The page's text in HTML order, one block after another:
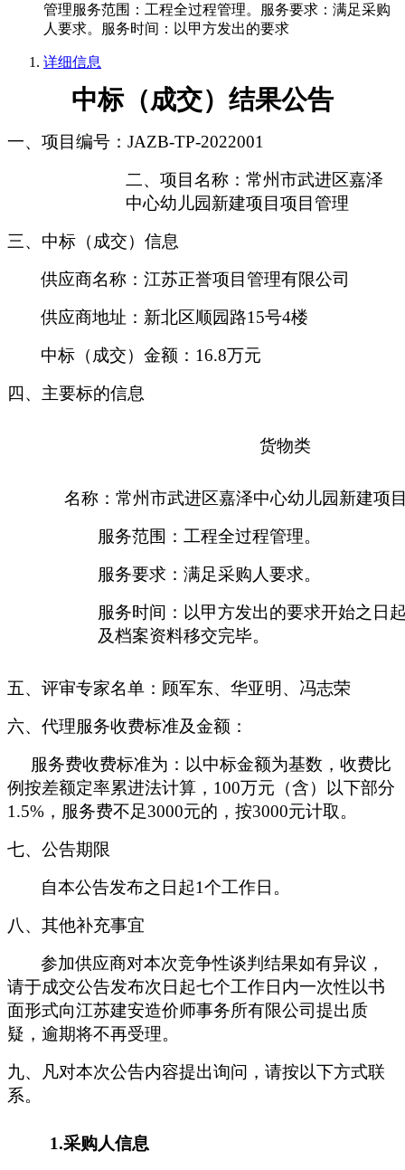
管理服务范围：工程全过程管理。服务要求：满足采购
人要求。服务时间：以甲方发出的要求
详细信息
中标（成交）结果公告
一、项目编号： JAZB-TP-2022001
二、项目名称： 常州市武进区嘉泽
中心幼儿园新建项目项目管理
三、中标（成交）信息
供应商名称： 江苏正誉项目管理有限公司
供应商地址： 新北区顺园路15号4楼
中标（成交） 金额 ： 16.8万元
四、主要标的信息
货物类
名称： 常州市武进区嘉泽中心幼儿园新建项
服务范围：工程全过程管理。
服务要求： 满足采购人要求。
服务时间： 以甲方发出的要求开始之日
及档案资料移交完毕。
五、评审专家名单： 顾军东、华亚明 、 冯志荣
六、代理服务收费标准及金额：
服务费收费标准为：以中标金额为基数，收费比
例按差额定率累进法计算， 100万元（含）以下部分
1.5%，服务费不足3000元的，按3000元计取。
七、公告期限
自本公告发布之日起1个工作日。
八、其他补充事宜
参加供应商对本次竞争性谈判 结果如有异议，
请于成交公告发布次日起七个工作日内一次性以书
面形式向江苏建安造价师事务所有限公司提出质
疑，逾期将不再受理。
九、凡对本次公告内容提出询问，请按以下方式联
系。
1.采购人信息